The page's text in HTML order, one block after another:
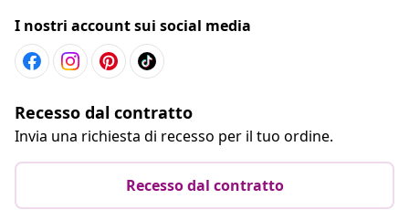
I nostri account sui social media
Recesso dal contratto
Invia una richiesta di recesso per il tuo ordine.
Recesso dal contratto